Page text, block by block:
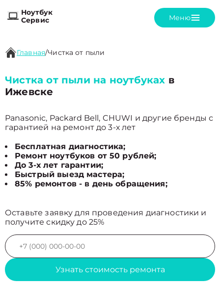
Ноутбук
Сервис
Меню
Главная/Чистка от пыли
Чистка от пыли на ноутбуках в
Ижевске
Panasonic, Packard Bell, CHUWI и другие бренды с
гарантией на ремонт до 3-х лет
Бесплатная диагностика;
Ремонт ноутбуков от 50 рублей;
До 3-х лет гарантии;
Быстрый выезд мастера;
85% ремонтов - в день обращения;
Оставьте заявку для проведения диагностики и
получите скидку до 25%
Узнать стоимость ремонта